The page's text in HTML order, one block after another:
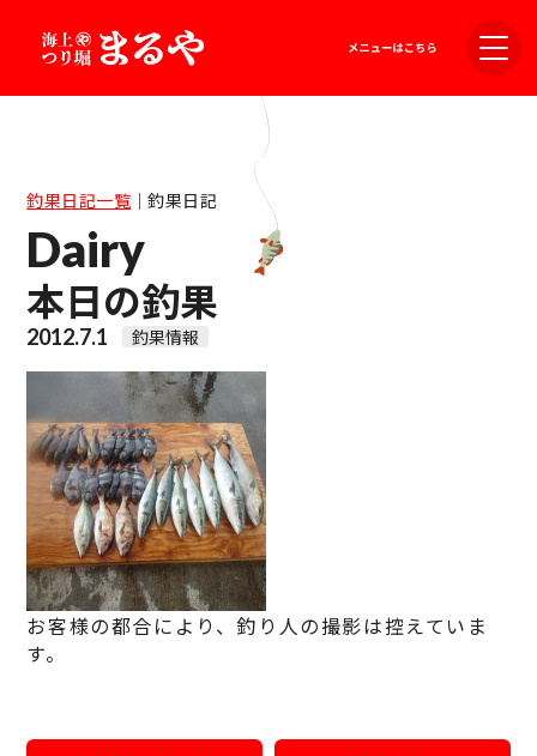
釣果日記一覧｜釣果日記
Dairy
本日の釣果
2012.7.1 釣果情報
お客様の都合により、釣り人の撮影は控えていま
す。